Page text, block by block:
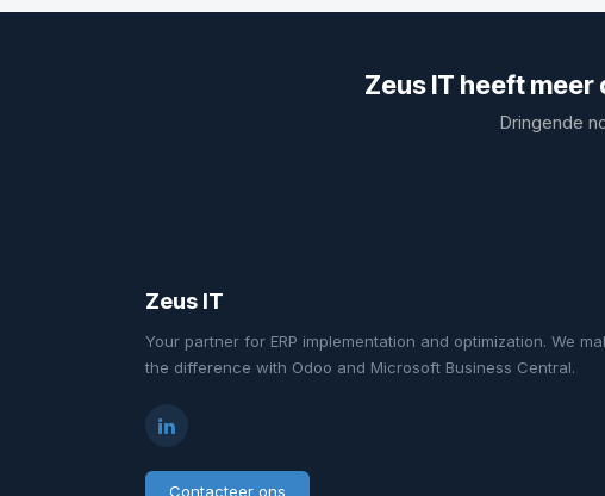
Zeus IT heeft
Dringende
Zeus IT
Your partner for ERP implementation and optimization. We
the difference with Odoo and Microsoft Business Central.
Contacteer ons